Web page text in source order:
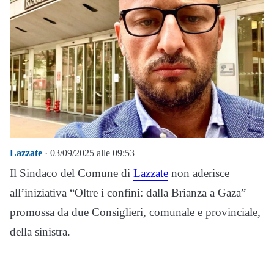
Lazzate · 03/09/2025 alle 09:53
Il Sindaco del Comune di Lazzate non aderisce
all’iniziativa “Oltre i confini: dalla Brianza a Gaza”
promossa da due Consiglieri, comunale e provinciale,
della sinistra.